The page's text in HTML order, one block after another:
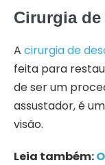
Cirurgia
A cirurgia de
feita para
de ser um
assustador, é
visão.
Leia também: